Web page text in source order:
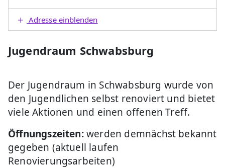
Adresse einblenden
Jugendraum Schwabsburg
Der Jugendraum in Schwabsburg wurde von
den Jugendlichen selbst renoviert und bietet
viele Aktionen und einen offenen Treff.
Öffnungszeiten:werden demnächst bekannt
gegeben (aktuell laufen
Renovierungsarbeiten)